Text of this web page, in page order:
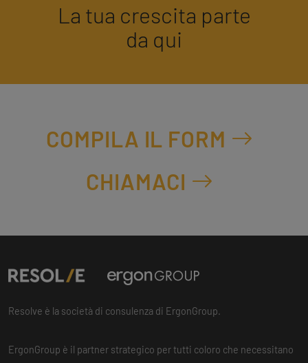
La tua crescita parte
da qui
COMPILA IL FORM
CHIAMACI
Resolve è la società di consulenza di ErgonGroup.
ErgonGroup è il partner strategico per tutti coloro che necessitano